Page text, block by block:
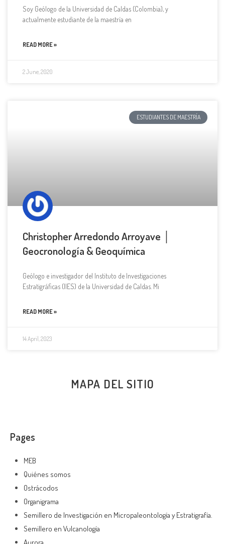
Soy Geólogo de la Universidad de Caldas (Colombia), y
actualmente estudiante de la maestría en
READ MORE »
2 June, 2020
ESTUDIANTES DE MAESTRÍA
Christopher Arredondo Arroyave │
Geocronología & Geoquímica
Geólogo e investigador del Instituto de Investigaciones
Estratigráficas (IIES) de la Universidad de Caldas. Mi
READ MORE »
14 April, 2023
MAPA DEL SITIO
Pages
MEB
Quiénes somos
Ostrácodos
Organigrama
Semillero de Investigación en Micropaleontología y Estratigrafía.
Semillero en Vulcanología